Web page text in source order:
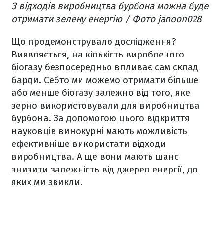
З відходів виробництва бурбона можна буде
отримати зелену енергію / Фото janoon028
Що продемонструвало дослідження?
Виявляється, на кількість виробленого
біогазу безпосередньо впливає сам склад
барди. Себто ми можемо отримати більше
або менше біогазу залежно від того, яке
зерно використовували для виробництва
бурбона. За допомогою цього відкриття
науковців винокурні мають можливість
ефективніше використати відходи
виробництва. А ще вони мають шанс
знизити залежність від джерел енергії, до
яких ми звикли.